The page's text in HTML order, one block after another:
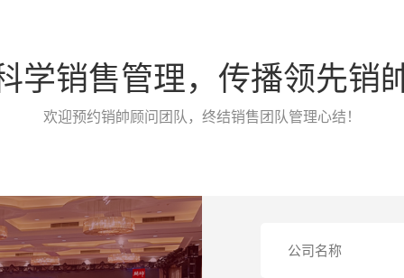
学销售管理，传播领先销
欢迎预约销帥顾问团队，终结销售团队管理心结！